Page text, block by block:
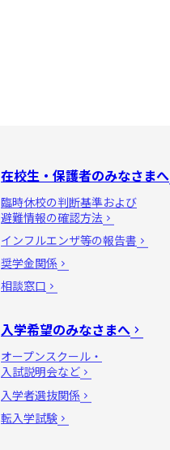
在校生・保護者のみなさまへ
臨時休校の判断基準および
避難情報の確認方法
インフルエンザ等の報告書
奨学金関係
相談窓口
入学希望のみなさまへ
オープンスクール・
入試説明会など
入学者選抜関係
転入学試験